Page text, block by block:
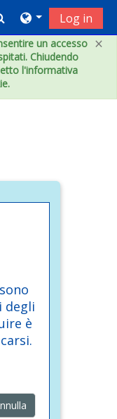
×
un accesso
Chiudendo
l'informativa
Toggle search
Log in
degli
è